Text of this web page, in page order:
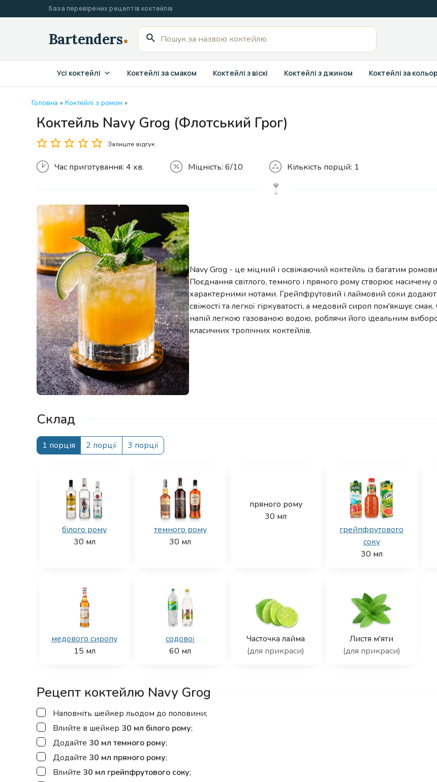
до
База перевірених рецептів коктейлів
Пошук
для:
Усі коктейлі Коктейлі за смаком Коктейлі з віскі Коктейлі з джином Коктейлі за
Головна » Коктейлі з ромом »
Коктейль Navy Grog (Флотський Грог)
Залиште відгук
Час приготування: 4 хв. Міцність: 6/10 Кількість порцій: 1
Navy Grog - це міцний і освіжаючий коктейль із багатим
Поєднання світлого, темного і пряного рому створює насичену
характерними нотами. Грейпфрутовий і лаймовий соки
свіжості та легкої гіркуватості, а медовий сироп пом'якшує
напій легкою газованою водою, роблячи його ідеальним
класичних тропічних коктейлів.
Склад
1 порція 2 порції 3 порції
білого рому
30 мл
темного рому
30 мл
пряного рому
30 мл
грейпфрутового
соку
30 мл
медового сиропу
15 мл
содової
60 мл
Часточка лайма
(для прикраси)
Листя м'яти
(для прикраси)
Рецепт коктейлю Navy Grog
▢
Наповніть шейкер льодом до половини;
▢
Влийте в шейкер 30 мл білого рому;
▢
Додайте 30 мл темного рому;
▢
Додайте 30 мл пряного рому;
▢
Влийте 30 мл грейпфрутового соку;